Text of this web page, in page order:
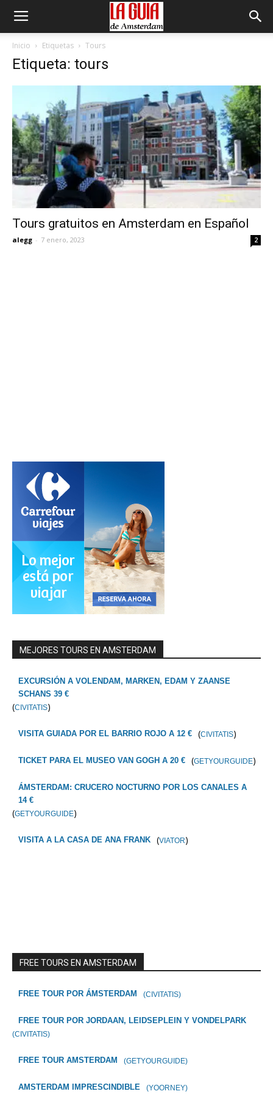
Inicio Etiquetas Tours
Etiqueta: tours
Tours gratuitos en Amsterdam en Español
alegg - 7 enero, 2023 2
MEJORES TOURS EN AMSTERDAM
EXCURSIÓN A VOLENDAM, MARKEN, EDAM Y ZAANSE
SCHANS 39 €
(CIVITATIS)
VISITA GUIADA POR EL BARRIO ROJO A 12 € (CIVITATIS)
TICKET PARA EL MUSEO VAN GOGH A 20 € (GETYOURGUIDE)
ÁMSTERDAM: CRUCERO NOCTURNO POR LOS CANALES A
14 €
(GETYOURGUIDE)
VISITA A LA CASA DE ANA FRANK (VIATOR)
FREE TOURS EN AMSTERDAM
FREE TOUR POR ÁMSTERDAM (CIVITATIS)
FREE TOUR POR JORDAAN, LEIDSEPLEIN Y VONDELPARK
(CIVITATIS)
FREE TOUR AMSTERDAM (GETYOURGUIDE)
AMSTERDAM IMPRESCINDIBLE (YOORNEY)